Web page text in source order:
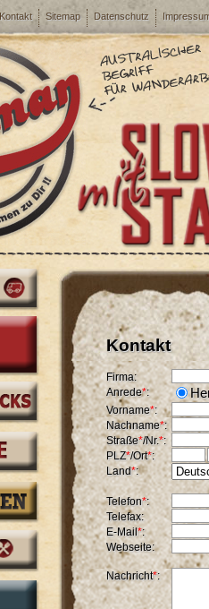
Kontakt Sitemap Datenschutz
Kontakt
Firma:
Anrede*:
Vorname*:
Nachname*:
Straße*/Nr.*:
PLZ*/Ort*:
Land*:
Telefon*:
Telefax:
E-Mail*:
Webseite:
Nachricht*: